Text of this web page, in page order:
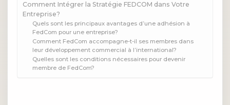
Comment Intégrer la Stratégie FEDCOM dans Votre
Entreprise?
Quels sont les principaux avantages d’une adhésion à
FedCom pour une entreprise?
Comment FedCom accompagne-t-il ses membres dans
leur développement commercial à l’international?
Quelles sont les conditions nécessaires pour devenir
membre de FedCom?